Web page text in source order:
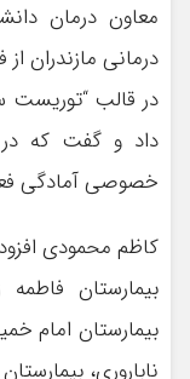
معاون درمان
درمانی مازندران
در قالب “توریست
داد و گفت که
خصوصی آمادگی
کاظم محمودی
بیمارستان
بیمارستان امام
ناباروری،